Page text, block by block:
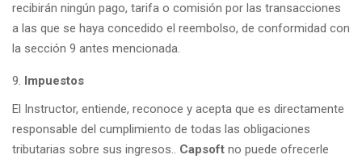
recibirán ningún pago, tarifa o comisión por las transacciones
a las que se haya concedido el reembolso, de conformidad con
la sección 9 antes mencionada.
Impuestos
El Instructor, entiende, reconoce y acepta que es directamente
responsable del cumplimiento de todas las obligaciones
tributarias sobre sus ingresos.. Capsoft no puede ofrecerle